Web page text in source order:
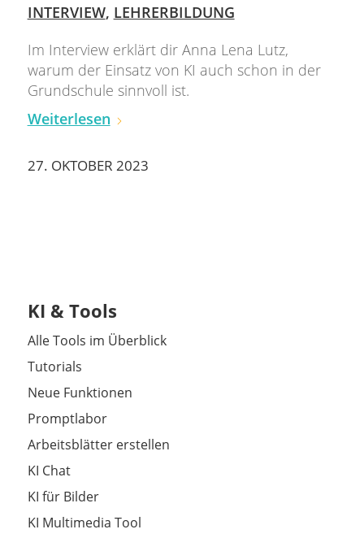
INTERVIEW, LEHRERBILDUNG
Im Interview erklärt dir Anna Lena Lutz,
warum der Einsatz von KI auch schon in der
Grundschule sinnvoll ist.
Weiterlesen
27. OKTOBER 2023
KI & Tools
Alle Tools im Überblick
Tutorials
Neue Funktionen
Promptlabor
Arbeitsblätter erstellen
KI Chat
KI für Bilder
KI Multimedia Tool